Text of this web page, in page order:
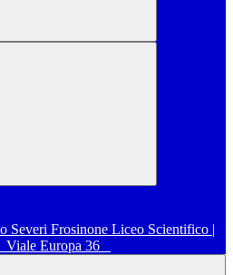
Liceo Scientifico |
Viale Europa 36